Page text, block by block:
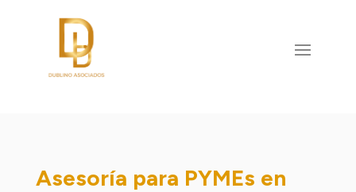
Asesoría para PYMEs en